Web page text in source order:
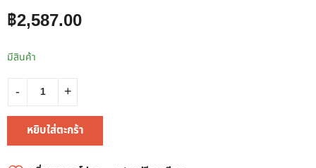
฿2,587.00
มีสินค้า
หยิบใส่ตะกร้า